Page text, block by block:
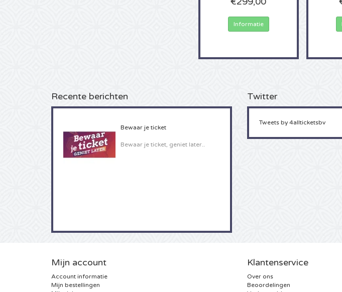
Informatie
Recente berichten
Bewaar je ticket
Bewaar je ticket, geniet later..
Twitter
Tweets by 4allticketsbv
Mijn account
Account informatie
Mijn bestellingen
Klantenservice
Over ons
Beoordelingen